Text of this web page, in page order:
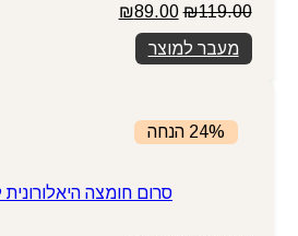
₪119.00
המחיר
המקורי
היה:
₪119.00.
₪89.00
מעבר למוצר
24% הנחה
סרום חומצה